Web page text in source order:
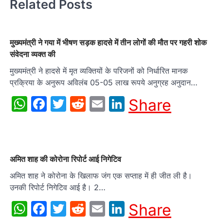
Related Posts
मुख्यमंत्री ने गया में भीषण सड़क हादसे में तीन लोगों की मौत पर गहरी शोक
संवेदना व्यक्त की
मुख्यमंत्री ने हादसे में मृत व्यक्तियों के परिजनों को निर्धारित मानक
प्रक्रिया के अनुरूप अविलंब 05-05 लाख रूपये अनुग्रह अनुदान…
WhatsApp
Facebook
Twitter
Reddit
EmailLinkedIn
Share
अमित शाह की कोरोना रिपोर्ट आई निगेटिव
अमित शाह ने कोरोना के खिलाफ जंग एक सप्ताह में ही जीत ली है।
उनकी रिपोर्ट निगेटिव आई है। 2…
WhatsApp
Facebook
Twitter
Reddit
EmailLinkedIn
Share